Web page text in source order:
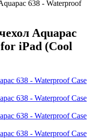
638 - Waterproof
Aquapac
iPad (Cool